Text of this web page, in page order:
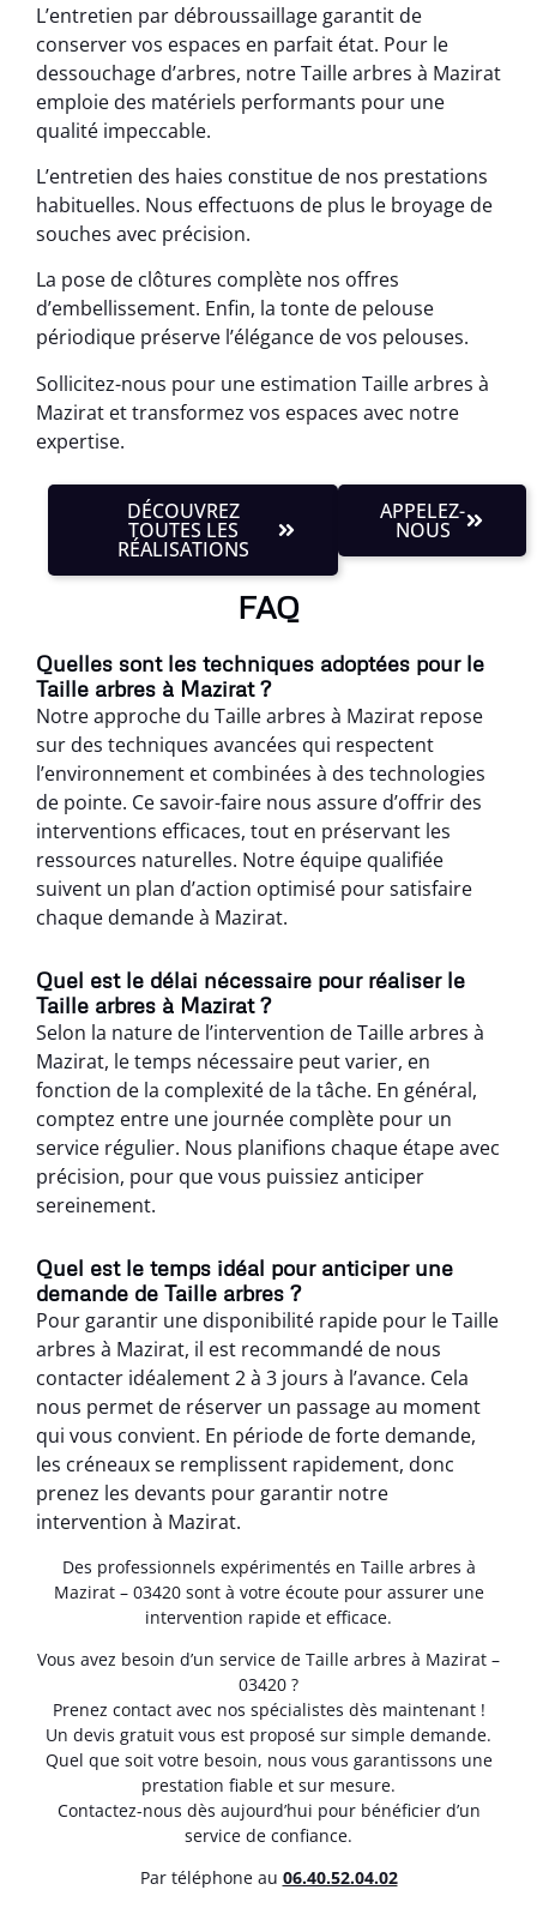
L’entretien par débroussaillage garantit de
conserver vos espaces en parfait état. Pour le
dessouchage d’arbres, notre Taille arbres à Mazirat
emploie des matériels performants pour une
qualité impeccable.
L’entretien des haies constitue de nos prestations
habituelles. Nous effectuons de plus le broyage de
souches avec précision.
La pose de clôtures complète nos offres
d’embellissement. Enfin, la tonte de pelouse
périodique préserve l’élégance de vos pelouses.
Sollicitez-nous pour une estimation Taille arbres à
Mazirat et transformez vos espaces avec notre
expertise.
DÉCOUVREZ
TOUTES LES
RÉALISATIONS
APPELEZ-
NOUS
FAQ
Quelles sont les techniques adoptées pour le
Taille arbres à Mazirat ?
Notre approche du Taille arbres à Mazirat repose
sur des techniques avancées qui respectent
l’environnement et combinées à des technologies
de pointe. Ce savoir-faire nous assure d’offrir des
interventions efficaces, tout en préservant les
ressources naturelles. Notre équipe qualifiée
suivent un plan d’action optimisé pour satisfaire
chaque demande à Mazirat.
Quel est le délai nécessaire pour réaliser le
Taille arbres à Mazirat ?
Selon la nature de l’intervention de Taille arbres à
Mazirat, le temps nécessaire peut varier, en
fonction de la complexité de la tâche. En général,
comptez entre une journée complète pour un
service régulier. Nous planifions chaque étape avec
précision, pour que vous puissiez anticiper
sereinement.
Quel est le temps idéal pour anticiper une
demande de Taille arbres ?
Pour garantir une disponibilité rapide pour le Taille
arbres à Mazirat, il est recommandé de nous
contacter idéalement 2 à 3 jours à l’avance. Cela
nous permet de réserver un passage au moment
qui vous convient. En période de forte demande,
les créneaux se remplissent rapidement, donc
prenez les devants pour garantir notre
intervention à Mazirat.
Des professionnels expérimentés en Taille arbres à
Mazirat – 03420 sont à votre écoute pour assurer une
intervention rapide et efficace.
Vous avez besoin d’un service de Taille arbres à Mazirat –
03420 ?
Prenez contact avec nos spécialistes dès maintenant !
Un devis gratuit vous est proposé sur simple demande.
Quel que soit votre besoin, nous vous garantissons une
prestation fiable et sur mesure.
Contactez-nous dès aujourd’hui pour bénéficier d’un
service de confiance.
Par téléphone au 06.40.52.04.02